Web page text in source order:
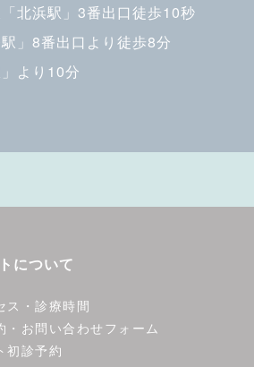
北浜駅」3番出口徒歩10秒
」8番出口より徒歩8分
より10分
について
ス・診療時間
・お問い合わせフォーム
初診予約